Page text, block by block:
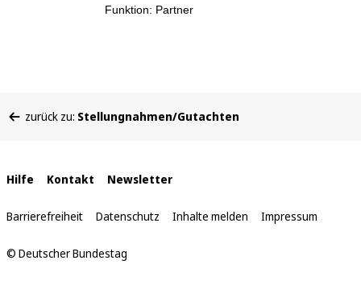
Funktion: Partner
befinden
zurück zu: Stellungnahmen/Gutachten
Interne
Links
Hilfe Kontakt Newsletter
Barrierefreiheit Datenschutz Inhalte melden Impressum
© Deutscher Bundestag